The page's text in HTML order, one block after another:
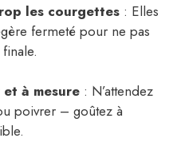
les courgettes : Elles
fermeté pour ne pas
à mesure : N’attendez
poivrer – goûtez à